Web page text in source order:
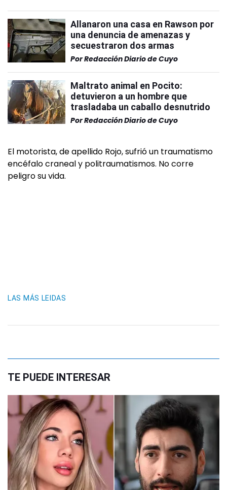
Allanaron una casa en Rawson por
una denuncia de amenazas y
secuestraron dos armas
PorRedacción Diario de Cuyo
Maltrato animal en Pocito:
detuvieron a un hombre que
trasladaba un caballo desnutrido
PorRedacción Diario de Cuyo
El motorista, de apellido Rojo, sufrió un traumatismo
encéfalo craneal y politraumatismos. No corre
peligro su vida.
LAS MÁS LEIDAS
TE PUEDE INTERESAR